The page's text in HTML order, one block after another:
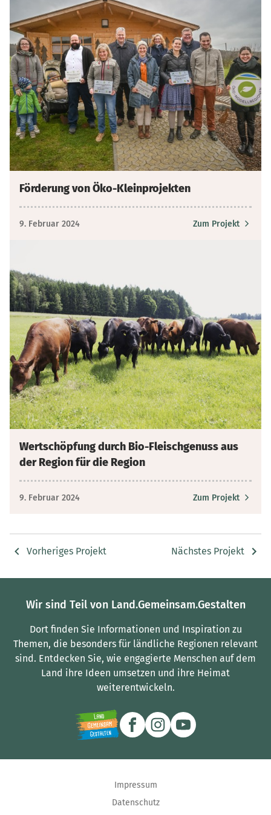
Förderung von Öko-Kleinprojekten
9. Februar 2024 Zum Projekt
Wertschöpfung durch Bio-Fleischgenuss aus
der Region für die Region
9. Februar 2024 Zum Projekt
Vorheriges Projekt Nächstes Projekt
Wir sind Teil von Land.Gemeinsam.Gestalten
Dort finden Sie Informationen und Inspiration zu
Themen, die besonders für ländliche Regionen relevant
sind. Entdecken Sie, wie engagierte Menschen auf dem
Land ihre Ideen umsetzen und ihre Heimat
weiterentwickeln.
Impressum
Datenschutz